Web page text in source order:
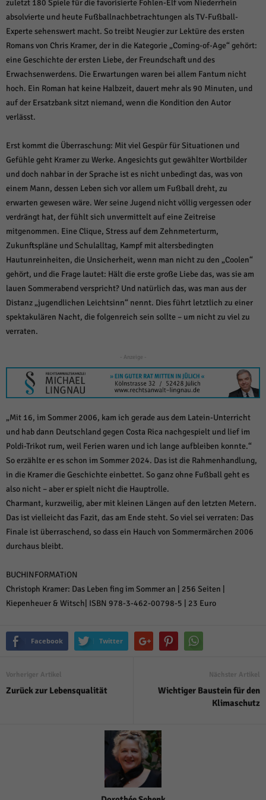
zuletzt 180 Spiele für die favorisierte Fohlen-Elf vom Niederrhein
absolvierte und heute Fußballnachbetrachtungen als TV-Fußball-
Experte sehenswert macht. So treibt Neugier zur Lektüre des ersten
Romans von Chris Kramer, der in die Kategorie „Coming-of-Age“ gehört:
eine Geschichte der ersten Liebe, der Freundschaft und des
Erwachsenwerdens. Die Erwartungen waren bei allem Fantum nicht
hoch. Ein Roman hat keine Halbzeit, dauert mehr als 90 Minuten, und
auf der Ersatzbank sitzt niemand, wenn die Kondition den Autor
verlässt.
Erst kommt die Überraschung: Mit viel Gespür für Situationen und
Gefühle geht Kramer zu Werke. Angesichts gut gewählter Wortbilder
und doch nahbar in der Sprache ist es nicht unbedingt das, was von
einem Mann, dessen Leben sich vor allem um Fußball dreht, zu
erwarten gewesen wäre. Wer seine Jugend nicht völlig vergessen oder
verdrängt hat, der fühlt sich unvermittelt auf eine Zeitreise
mitgenommen. Eine Clique, Stress auf dem Zehnmeterturm,
Zukunftspläne und Schulalltag, Kampf mit altersbedingten
Hautunreinheiten, die Unsicherheit, wenn man nicht zu den „Coolen“
gehört, und die Frage lautet: Hält die erste große Liebe das, was sie am
lauen Sommerabend verspricht? Und natürlich das, was man aus der
Distanz „jugendlichen Leichtsinn“ nennt. Dies führt letztlich zu einer
spektakulären Nacht, die folgenreich sein sollte – um nicht zu viel zu
verraten.
- Anzeige -
„Mit 16, im Sommer 2006, kam ich gerade aus dem Latein-Unterricht
und hab dann Deutschland gegen Costa Rica nachgespielt und lief im
Poldi-Trikot rum, weil Ferien waren und ich lange aufbleiben konnte.“
So erzählte er es schon im Sommer 2024. Das ist die Rahmenhandlung,
in die Kramer die Geschichte einbettet. So ganz ohne Fußball geht es
also nicht – aber er spielt nicht die Hauptrolle.
Charmant, kurzweilig, aber mit kleinen Längen auf den letzten Metern.
Das ist vielleicht das Fazit, das am Ende steht. So viel sei verraten: Das
Finale ist überraschend, so dass ein Hauch von Sommermärchen 2006
durchaus bleibt.
BUCHINFORMATiON
Christoph Kramer: Das Leben fing im Sommer an | 256 Seiten |
Kiepenheuer & Witsch| ISBN 978-3-462-00798-5 | 23 Euro
Facebook Twitter
Vorheriger Artikel
Zurück zur Lebensqualität
Nächster Artikel
Wichtiger Baustein für den
Klimaschutz
auswählen.
Alle akzeptieren Speichern und weiter
Zurück
Datenschutzeinstellungen
Essenziell (1)
Essenzielle Cookies ermöglichen grundlegende Funktionen und sind für die
einwandfreie Funktion der Website erforderlich.
Statistiken (1)
Statistik Cookies erfassen Informationen anonym. Diese Informationen helfen
uns zu verstehen, wie unsere Besucher unsere Website nutzen.
Cookie-Informationen anzeigen
Marketing (1)
Marketing-Cookies werden von Drittanbietern oder Publishern verwendet,
um personalisierte Werbung anzuzeigen. Sie tun dies, indem sie Besucher
Cookie-Informationen anzeigen
Externe Medien (6)
Inhalte von Videoplattformen und Social-Media-Plattformen werden
Cookie-Informationen anzeigen
powered by Borlabs Cookie Datenschutzerklärung Impressum